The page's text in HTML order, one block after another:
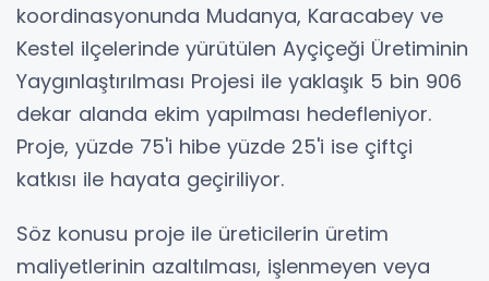
koordinasyonunda Mudanya, Karacabey ve
Kestel ilçelerinde yürütülen Ayçiçeği Üretiminin
Yaygınlaştırılması Projesi ile yaklaşık 5 bin 906
dekar alanda ekim yapılması hedefleniyor.
Proje, yüzde 75'i hibe yüzde 25'i ise çiftçi
katkısı ile hayata geçiriliyor.
Söz konusu proje ile üreticilerin üretim
maliyetlerinin azaltılması, işlenmeyen veya